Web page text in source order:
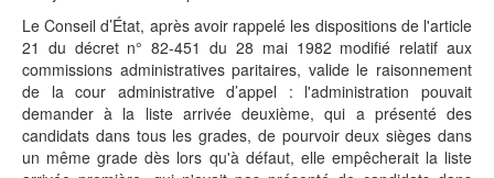
Le Conseil d’État, après avoir rappelé les dispositions de l'article
21 du décret n° 82-451 du 28 mai 1982 modifié relatif aux
commissions administratives paritaires, valide le raisonnement
de la cour administrative d’appel : l'administration pouvait
demander à la liste arrivée deuxième, qui a présenté des
candidats dans tous les grades, de pourvoir deux sièges dans
un même grade dès lors qu'à défaut, elle empêcherait la liste